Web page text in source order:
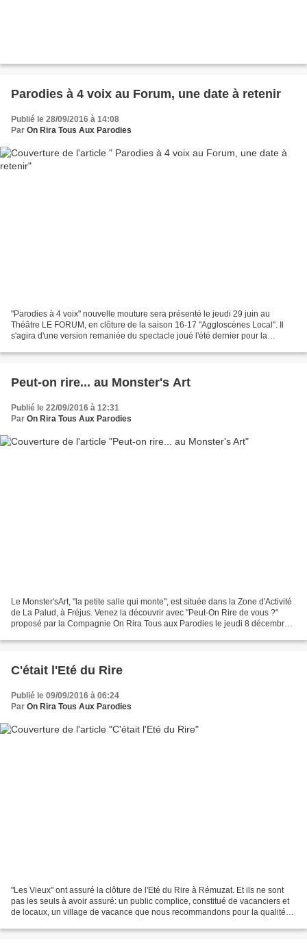
Parodies à 4 voix au Forum, une date à retenir
Publié le 28/09/2016 à 14:08
Par On Rira Tous Aux Parodies
"Parodies à 4 voix" nouvelle mouture sera présenté le jeudi 29 juin au
Théâtre LE FORUM, en clôture de la saison 16-17 "Aggloscènes Local". Il
s'agira d'une version remaniée du spectacle joué l'été dernier pour la
Peut-on rire... au Monster's Art
Publié le 22/09/2016 à 12:31
Par On Rira Tous Aux Parodies
Le Monster'sArt, "la petite salle qui monte", est située dans la Zone d'Activité
de La Palud, à Fréjus. Venez la découvrir avec "Peut-On Rire de vous ?"
proposé par la Compagnie On Rira Tous aux Parodies le jeudi 8 décembre.
C'était l'Eté du Rire
Publié le 09/09/2016 à 06:24
Par On Rira Tous Aux Parodies
"Les Vieux" ont assuré la clôture de l'Eté du Rire à Rémuzat. Et ils ne sont
pas les seuls à avoir assuré: un public complice, constitué de vacanciers et
de locaux, un village de vacance que nous recommandons pour la qualité